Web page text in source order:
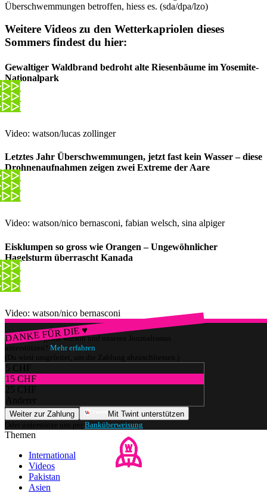
Überschwemmungen betroffen, hiess es. (sda/dpa/lzo)
Weitere Videos zu den Wetterkapriolen dieses
Sommers findest du hier:
Gewaltiger Waldbrand bedroht alte Riesenbäume im Yosemite-
Nationalpark
Video: watson/lucas zollinger
Letztes Jahr Überschwemmungen, jetzt fast kein Wasser – diese
Drohnenaufnahmen zeigen zwei Extreme der Aare
Video: watson/nico bernasconi, fabian welsch, sina alpiger
Eisklumpen so gross wie Orangen – Ungewöhnlicher
Hagelsturm überrascht Kanada
Video: watson/nico bernasconi
DANKE FÜR DIE ♥
Würdest du gerne watson und unseren Journalismus
unterstützen? Mehr erfahren
(Du wirst umgeleitet, um die Zahlung abzuschliessen.)
5 CHF
15 CHF
25 CHF
Anderer
Weiter zur Zahlung
Mit Twint unterstützen
Oder unterstütze uns per Banküberweisung
Themen
International
Videos
Pakistan
Asien